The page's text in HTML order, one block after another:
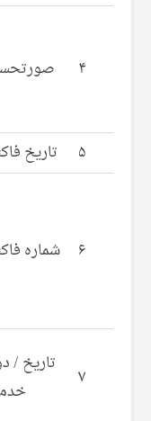
۴
۵
تاریخ
۶ شماره
۷
تاریخ /